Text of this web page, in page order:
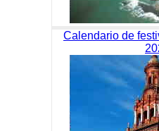
Calendario de